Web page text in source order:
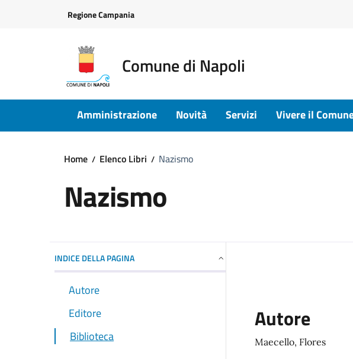
Regione Campania
Comune di Napoli
Amministrazione Novità Servizi Vivere il
Home Elenco Libri Nazismo
Nazismo
INDICE DELLA PAGINA
Autore
Editore
Biblioteca
Autore
Maecello, Flores